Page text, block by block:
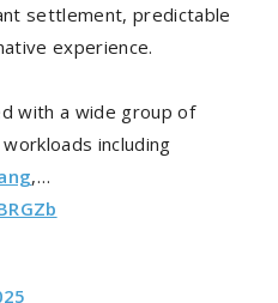
settlement, predictable
experience.
with a wide group of
including
,…